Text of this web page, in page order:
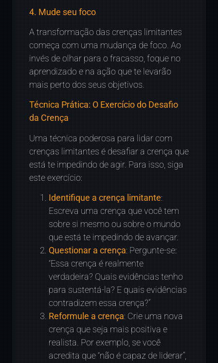
4. Mude seu foco
A transformação das crenças limitantes
começa com uma mudança de foco. Ao
invés de olhar para o fracasso, foque no
aprendizado e na ação que te levarão
mais perto dos seus objetivos.
Técnica Prática: O Exercício do Desafio
da Crença
Uma técnica poderosa para lidar com
crenças limitantes é desafiar a crença que
está te impedindo de agir. Para isso, siga
este exercício:
Identifique a crença limitante:
Escreva uma crença que você tem
sobre si mesmo ou sobre o mundo
que está te impedindo de avançar.
Questionar a crença: Pergunte-se:
“Essa crença é realmente
verdadeira? Quais evidências tenho
para sustentá-la? E quais evidências
contradizem essa crença?”
Reformule a crença: Crie uma nova
crença que seja mais positiva e
realista. Por exemplo, se você
acredita que “não é capaz de liderar”,